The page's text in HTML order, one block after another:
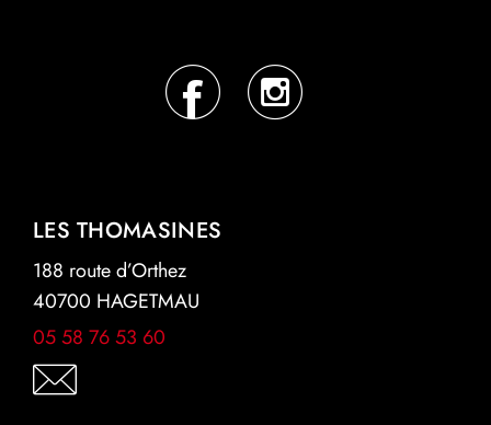
LES THOMASINES
188 route d’Orthez
40700 HAGETMAU
05 58 76 53 60